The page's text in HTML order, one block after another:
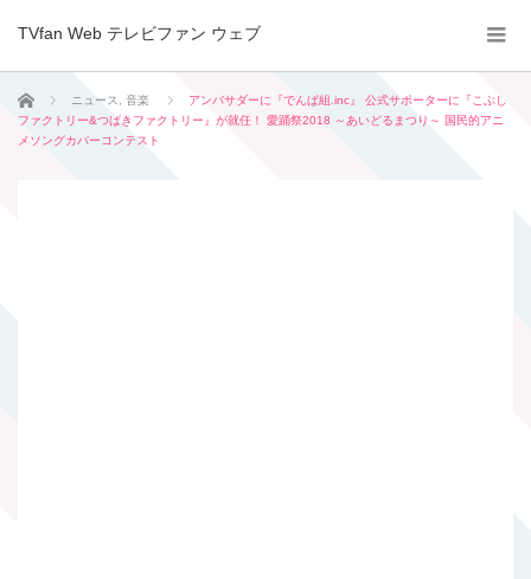
TVfan Web テレビファン ウェブ
ホーム ニュース 音楽
アンバサダーに『でんぱ組.inc』 公式サポーターに『こぶし
ファクトリー&つばきファクトリー』が就任！ 愛踊祭2018 ～あいどるまつり～ 国民的アニ
メソングカバーコンテスト